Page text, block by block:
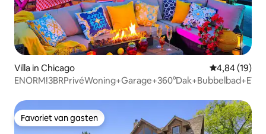
Villa in Chicago Gemiddelde
4,84 (19)
Favoriet van gasten
Favoriet van gasten